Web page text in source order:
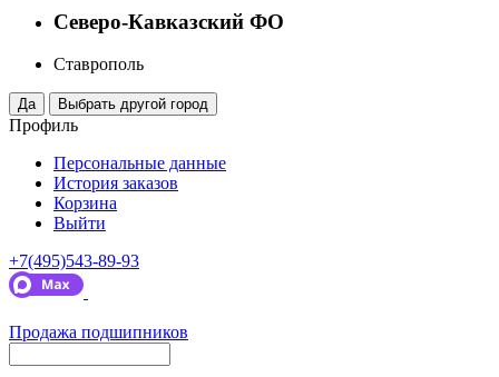
Северо-Кавказский ФО
Ставрополь
Профиль
Персональные данные
История заказов
Корзина
Выйти
+7(495)543-89-93
Продажа подшипников